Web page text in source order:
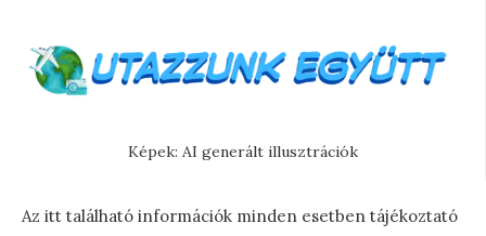
Képek: AI generált illusztrációk
Az itt található információk minden esetben tájékoztató